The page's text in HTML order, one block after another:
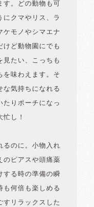
。どの動物も可
にクマやリス、ラ
ケモノやシマエナ
けど動物園にでも
見たい、こっちも
を味わえます。そ
な気持ちになれる
たりポーチになっ
し！
るのに。小物入れ
のピアスや頭痛薬
する時の準備の瞬
も何倍も楽しめる
すリラックスした